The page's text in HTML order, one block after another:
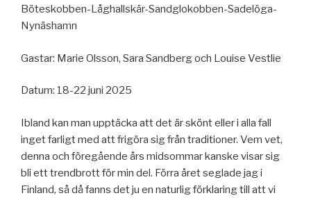
Böteskobben-Låghallskär-Sandglokobben-Sadelöga-
Nynäshamn
Gastar: Marie Olsson, Sara Sandberg och Louise Vestlie
Datum: 18-22 juni 2025
Ibland kan man upptäcka att det är skönt eller i alla fall
inget farligt med att frigöra sig från traditioner. Vem vet,
denna och föregående års midsommar kanske visar sig
bli ett trendbrott för min del. Förra året seglade jag i
Finland, så då fanns det ju en naturlig förklaring till att vi